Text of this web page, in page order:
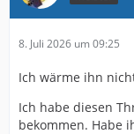
8. Juli 2026 um 09:25
Ich wärme ihn
Ich habe diesen
bekommen. Habe